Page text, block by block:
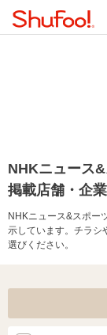
NHKニュース
掲載店舗・企業
NHKニュース&スポー
示しています。チラシ
選びください。